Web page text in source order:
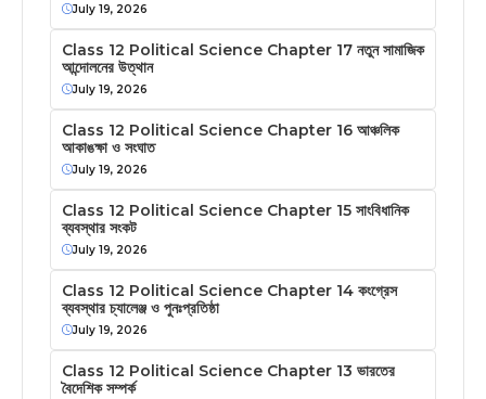
July 19, 2026
Class 12 Political Science Chapter 17 নতুন সামাজিক
আন্দোলনের উত্থান
July 19, 2026
Class 12 Political Science Chapter 16 আঞ্চলিক
আকাঙক্ষা ও সংঘাত
July 19, 2026
Class 12 Political Science Chapter 15 সাংবিধানিক
ব্যবস্থার সংকট
July 19, 2026
Class 12 Political Science Chapter 14 কংগ্রেস
ব্যবস্থার চ্যালেঞ্জ ও পুনঃপ্রতিষ্ঠা
July 19, 2026
Class 12 Political Science Chapter 13 ভারতের
বৈদেশিক সম্পর্ক